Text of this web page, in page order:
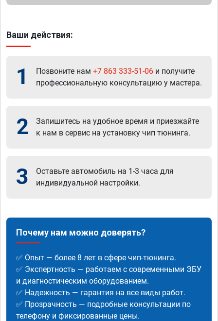
Ваши действия:
1 Позвоните нам +7 863 333-51-06 и получите
профессиональную консультацию у мастера.
2
Запишитесь на удобное время и приезжайте
к нам в сервис на установку чип тюнинга.
3
Оставьте автомобиль на 1-3 часа для
индивидуальной настройки.
Почему нам можно доверять?
✅ Опыт — более 8 лет в сфере чип-тюнинга.
✅ Экспертность — работаем с современными ЭБУ
и диагностическим оборудованием.
✅ Надежность — гарантия на все виды работ.
✅ Прозрачность — подробные консультации по
телефону и фиксированные цены.